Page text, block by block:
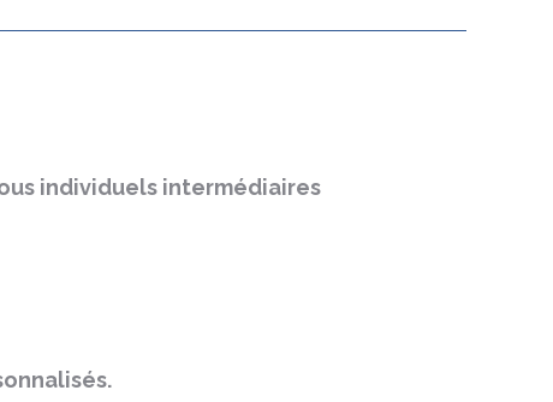
individuels intermédiaires